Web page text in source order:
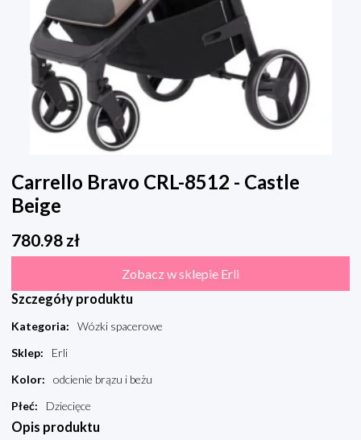
Carrello Bravo CRL-8512 - Castle
Beige
780.98 zł
Zobacz w sklepie Erli
Szczegóły produktu
Kategoria:
Wózki spacerowe
Sklep:
Erli
Kolor:
odcienie brązu i beżu
Płeć: Dziecięce
Opis produktu